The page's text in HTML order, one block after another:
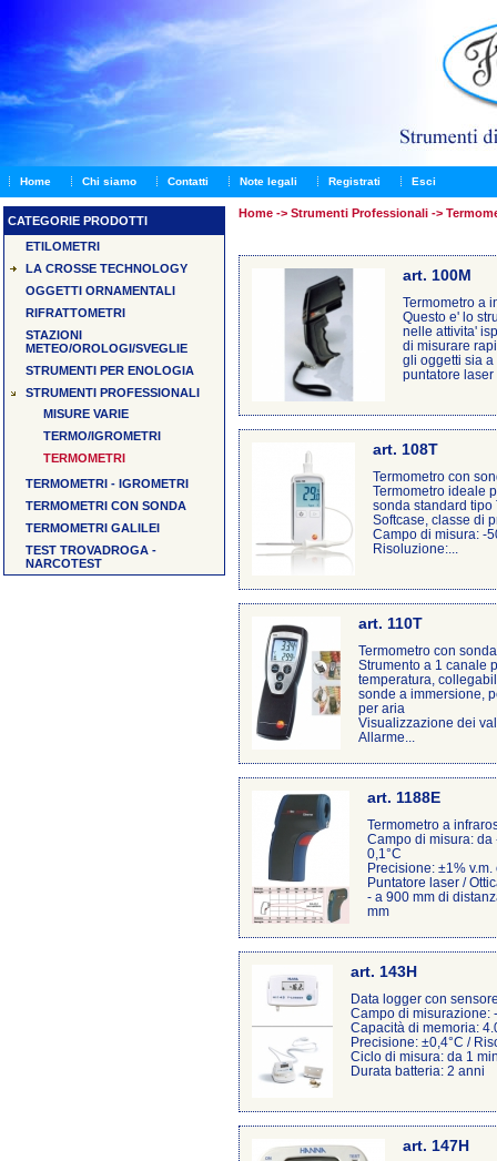
Home Chi siamo Contatti Note legali Registrati Esci
CATEGORIE PRODOTTI
ETILOMETRI
LA CROSSE TECHNOLOGY
OGGETTI ORNAMENTALI
RIFRATTOMETRI
STAZIONI
METEO/OROLOGI/SVEGLIE
STRUMENTI PER ENOLOGIA
STRUMENTI PROFESSIONALI
MISURE VARIE
TERMO/IGROMETRI
TERMOMETRI
TERMOMETRI - IGROMETRI
TERMOMETRI CON SONDA
TERMOMETRI GALILEI
TEST TROVADROGA -
NARCOTEST
Home -> Strumenti Professionali ->
art. 100M
Termometro a
Questo e' lo
nelle attivita'
di misurare
gli oggetti sia a
puntatore laser
art. 108T
Termometro con
Termometro ideale
sonda standard tipo
Softcase, classe di
Campo di misura: -
Risoluzione:...
art. 110T
Termometro con
Strumento a 1 canale
temperatura,
sonde a immersione,
per aria
Visualizzazione dei
Allarme...
art. 1188E
Termometro a
Campo di misura: da
0,1°C
Precisione: ±1% v.m.
Puntatore laser /
- a 900 mm di
mm
art. 143H
Data logger con
Campo di misurazione:
Capacità di memoria:
Precisione: ±0,4°C /
Ciclo di misura: da 1
Durata batteria: 2 anni
art. 147H